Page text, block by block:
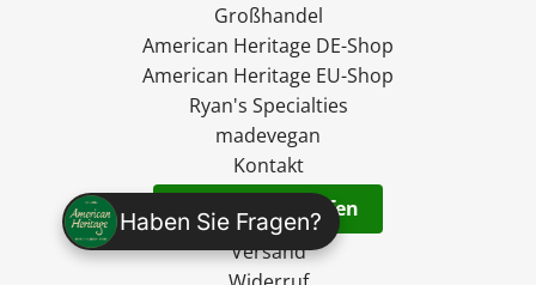
Haben Sie Fragen?
Großhandel
American Heritage DE-Shop
American Heritage EU-Shop
Ryan's Specialties
madevegan
Kontakt
Vertrag widerrufen
Versand